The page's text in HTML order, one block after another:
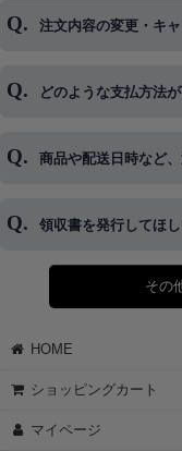
◆下記ページより、ロ
注文内容の変更・キ
◆即日発送を行なって
※発送後、発送準備が
どのような支払方法
◆代金引換・クレジッ
商品や配送日時など
◆商品発送前の変更は
さい。
領収書を発行してほ
◆領収書はご希望頂い
【これからご注文する
STEP2「お届け先・
願いします。
②宛名（空欄は上様は
その
HOME
ショッピングカート
マイページ